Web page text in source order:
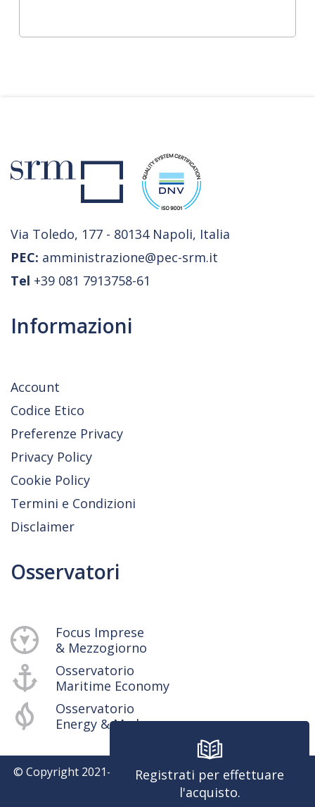
Registrati per effettuare
l'acquisto.
Via Toledo, 177 - 80134 Napoli, Italia
PEC: amministrazione@pec-srm.it
Tel +39 081 7913758-61
Informazioni
Account
Codice Etico
Preferenze Privacy
Privacy Policy
Cookie Policy
Termini e Condizioni
Disclaimer
Osservatori
Focus Imprese
& Mezzogiorno
Osservatorio
Maritime Economy
Osservatorio
Energy & Med
© Copyright 2021-
SRM - Centro Studi e Ricerche -
P.iva 04514401217